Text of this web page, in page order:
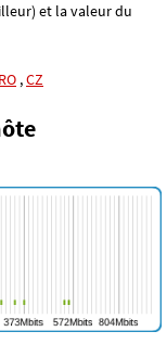
et la valeur du
RO ,CZ